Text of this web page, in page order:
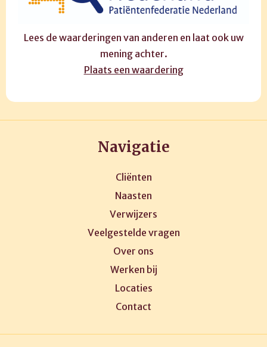
Lees de waarderingen van anderen en laat ook uw
mening achter.
Plaats een waardering
Navigatie
Cliënten
Naasten
Verwijzers
Veelgestelde vragen
Over ons
Werken bij
Locaties
Contact